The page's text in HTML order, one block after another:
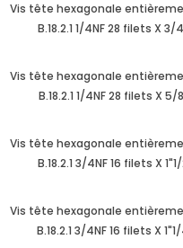
Vis tête hexagonale
B.18.2.1 1/4NF 28 filets X
Vis tête hexagonale
B.18.2.1 1/4NF 28 filets X
Vis tête hexagonale
B.18.2.1 3/4NF 16 filets X
Vis tête hexagonale
B.18.2.1 3/4NF 16 filets X